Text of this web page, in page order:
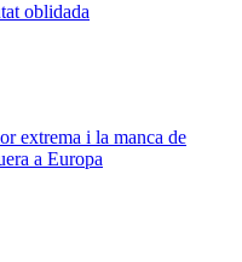
oblidada
extrema i la manca de
a Europa